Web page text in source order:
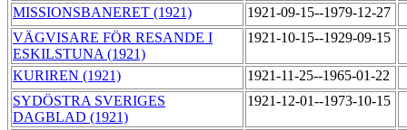
MISSIONSBANERET (1921)
1921-09-15--1979-12-27
VÄGVISARE FÖR RESANDE I
ESKILSTUNA (1921)
1921-10-15--1929-09-15
KURIREN (1921)
1921-11-25--1965-01-22
SYDÖSTRA SVERIGES
DAGBLAD (1921)
1921-12-01--1973-10-15